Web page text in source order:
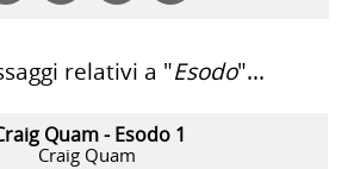
relativi a "Esodo"...
Quam - Esodo 1
Craig Quam